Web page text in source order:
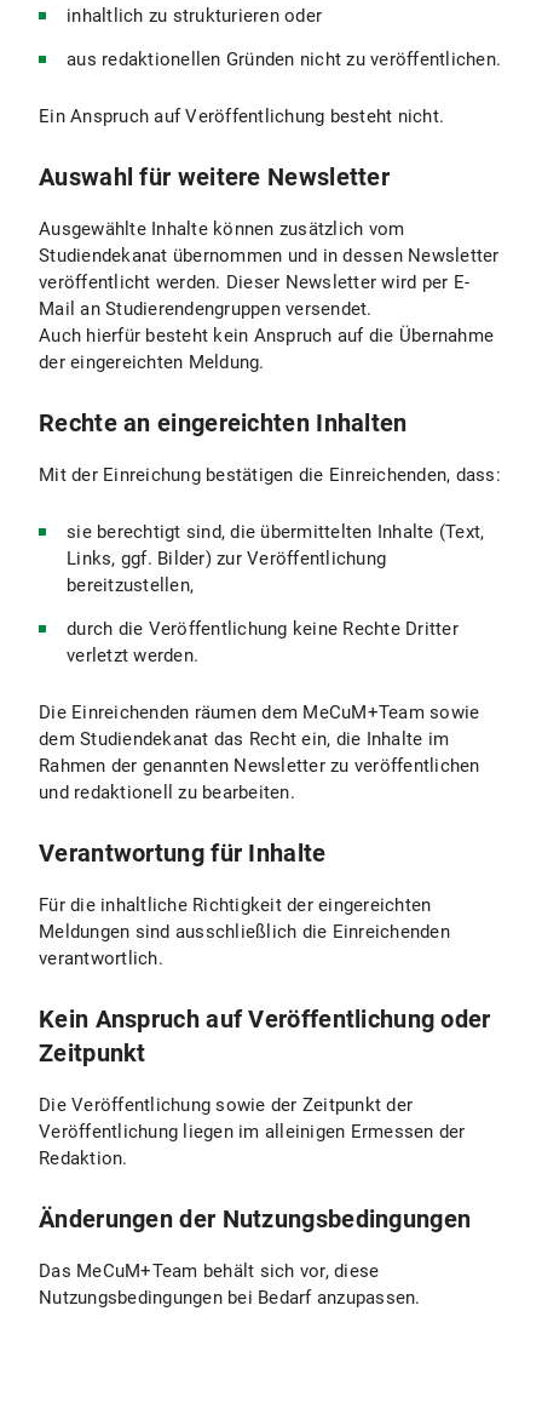
inhaltlich zu strukturieren oder
aus redaktionellen Gründen nicht zu veröffentlichen.
Ein Anspruch auf Veröffentlichung besteht nicht.
Auswahl für weitere Newsletter
Ausgewählte Inhalte können zusätzlich vom
Studiendekanat übernommen und in dessen Newsletter
veröffentlicht werden. Dieser Newsletter wird per E-
Mail an Studierendengruppen versendet.
Auch hierfür besteht kein Anspruch auf die Übernahme
der eingereichten Meldung.
Rechte an eingereichten Inhalten
Mit der Einreichung bestätigen die Einreichenden, dass:
sie berechtigt sind, die übermittelten Inhalte (Text,
Links, ggf. Bilder) zur Veröffentlichung
bereitzustellen,
durch die Veröffentlichung keine Rechte Dritter
verletzt werden.
Die Einreichenden räumen dem MeCuM+Team sowie
dem Studiendekanat das Recht ein, die Inhalte im
Rahmen der genannten Newsletter zu veröffentlichen
und redaktionell zu bearbeiten.
Verantwortung für Inhalte
Für die inhaltliche Richtigkeit der eingereichten
Meldungen sind ausschließlich die Einreichenden
verantwortlich.
Kein Anspruch auf Veröffentlichung oder
Zeitpunkt
Die Veröffentlichung sowie der Zeitpunkt der
Veröffentlichung liegen im alleinigen Ermessen der
Redaktion.
Änderungen der Nutzungsbedingungen
Das MeCuM+Team behält sich vor, diese
Nutzungsbedingungen bei Bedarf anzupassen.